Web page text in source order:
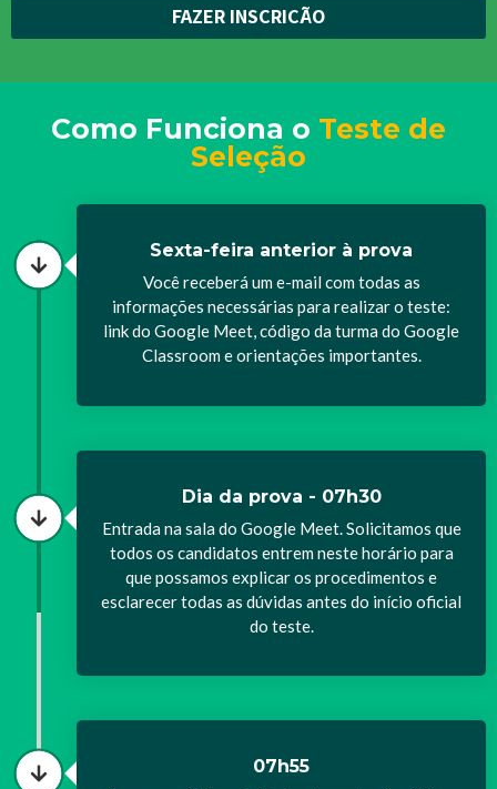
FAZER INSCRIÇÃO
Como Funciona o Teste de
Seleção
Sexta-feira anterior à prova
Você receberá um e-mail com todas as
informações necessárias para realizar o teste:
link do Google Meet, código da turma do Google
Classroom e orientações importantes.
Dia da prova - 07h30
Entrada na sala do Google Meet. Solicitamos que
todos os candidatos entrem neste horário para
que possamos explicar os procedimentos e
esclarecer todas as dúvidas antes do início oficial
do teste.
07h55